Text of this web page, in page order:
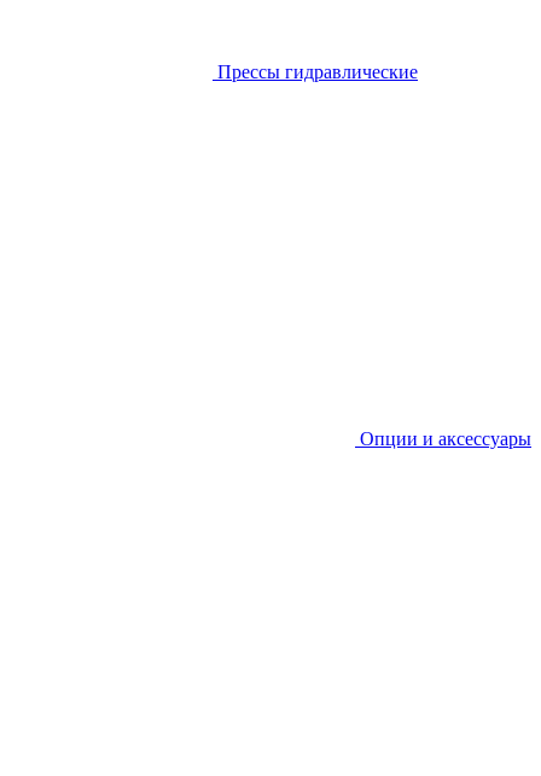
Прессы гидравлические
Опции и аксессуары